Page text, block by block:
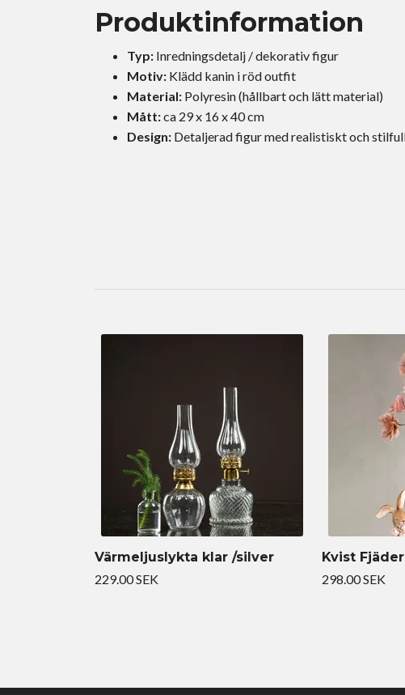
Produktinformation
Typ: Inredningsdetalj / dekorativ figur
Motiv: Klädd kanin i röd outfit
Material: Polyresin (hållbart och lätt material)
Mått:ca 29 x 16 x 40 cm
Design: Detaljerad figur med realistiskt och
Värmeljuslykta klar /silver
229.00 SEK
Kvist
298.00 SEK